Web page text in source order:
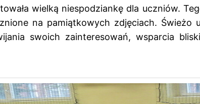
wielką niespodziankę dla uczniów.
na pamiątkowych zdjęciach. Świeżo
swoich zainteresowań, wsparcia